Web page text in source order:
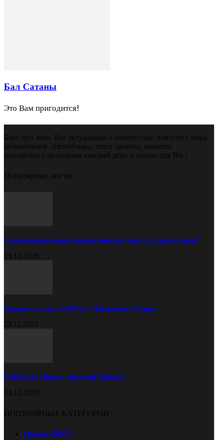
Бал Сатаны
Это Вам пригодится!
Блог про авто. Все актуальные и интересные новости с мира
автомобилей. Автообзоры, текст драйвы, новости
российского автопрома каждый день и только для Вас!
Популярные посты
В чём разница между диагностической картой и техосмотром?
19.12.2020
Прицеп самосвал КАМАЗ в Набережных Челнах
29.11.2021
Chevrolet обновил спорткар Camaro
13.12.2020
ПОПУЛЯРНЫЕ КАТЕГОРИИ
Новости5068